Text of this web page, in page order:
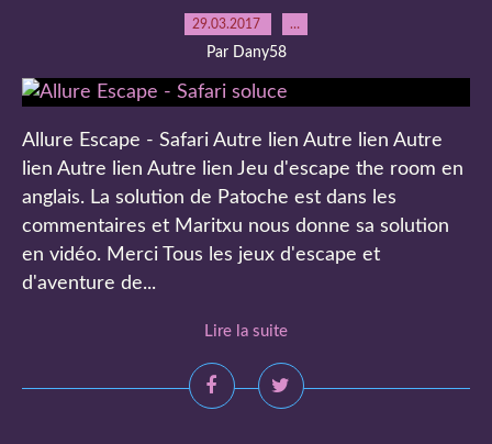
29.03.2017 …
Par Dany58
Allure Escape - Safari Autre lien Autre lien Autre
lien Autre lien Autre lien Jeu d'escape the room en
anglais. La solution de Patoche est dans les
commentaires et Maritxu nous donne sa solution
en vidéo. Merci Tous les jeux d'escape et
d'aventure de...
Lire la suite